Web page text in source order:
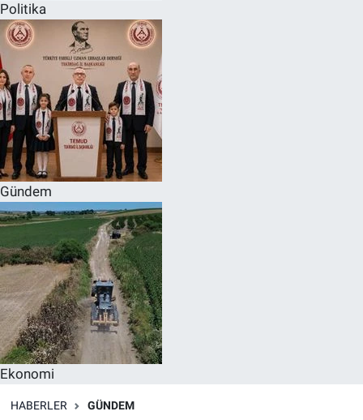
Politika
Gündem
Ekonomi
HABERLER GÜNDEM